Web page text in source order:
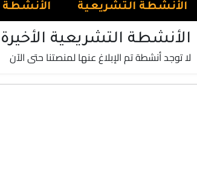
الأنشطة التشريعية الأنشطة
الأنشطة التشريعية
لا توجد أنشطة تم الإبلاغ عنها لمنصتنا حتى الآن